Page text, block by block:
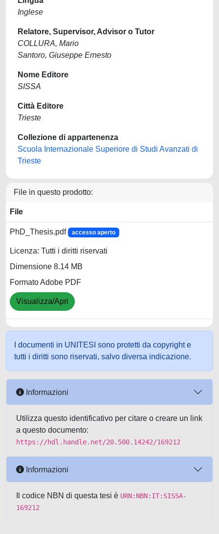
Inglese
Relatore, Supervisor, Advisor o Tutor
COLLURA, Mario
Santoro, Giuseppe Ernesto
Nome Editore
SISSA
Città Editore
Trieste
Collezione di appartenenza
Scuola Internazionale Superiore di Studi Avanzati di
Trieste
File in questo prodotto:
File
PhD_Thesis.pdf accesso aperto
Licenza: Tutti i diritti riservati
Dimensione 8.14 MB
Formato Adobe PDF
Visualizza/Apri
I documenti in UNITESI sono protetti da copyright e
tutti i diritti sono riservati, salvo diversa indicazione.
Informazioni
Utilizza questo identificativo per citare o creare un link
a questo documento:
https://hdl.handle.net/20.500.14242/169212
Informazioni
Il codice NBN di questa tesi è URN:NBN:IT:SISSA-
169212